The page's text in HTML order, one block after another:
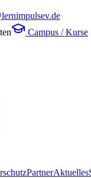
Campus / Kurse
PartnerAktuelles